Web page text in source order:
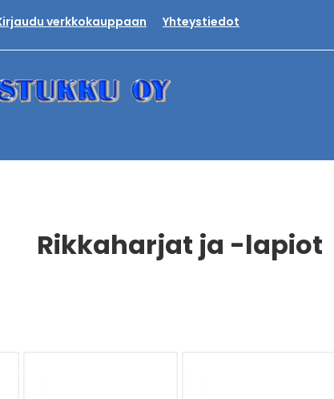
verkkokauppaan Yhteystiedot
Rikkaharjat ja -lapiot